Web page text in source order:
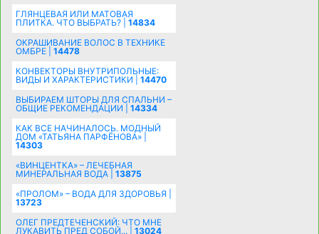
ГЛЯНЦЕВАЯ ИЛИ МАТОВАЯ
ПЛИТКА. ЧТО ВЫБРАТЬ? | 14834
ОКРАШИВАНИЕ ВОЛОС В ТЕХНИКЕ
ОМБРЕ | 14478
КОНВЕКТОРЫ ВНУТРИПОЛЬНЫЕ:
ВИДЫ И ХАРАКТЕРИСТИКИ | 14470
ВЫБИРАЕМ ШТОРЫ ДЛЯ СПАЛЬНИ –
ОБЩИЕ РЕКОМЕНДАЦИИ | 14334
КАК ВСЕ НАЧИНАЛОСЬ. МОДНЫЙ
ДОМ «ТАТЬЯНА ПАРФЁНОВА» |
14303
«ВИНЦЕНТКА» – ЛЕЧЕБНАЯ
МИНЕРАЛЬНАЯ ВОДА | 13875
«ПРОЛОМ» – ВОДА ДЛЯ ЗДОРОВЬЯ |
13723
ОЛЕГ ПРЕДТЕЧЕНСКИЙ: ЧТО МНЕ
ЛУКАВИТЬ ПРЕД СОБОЙ... | 13024